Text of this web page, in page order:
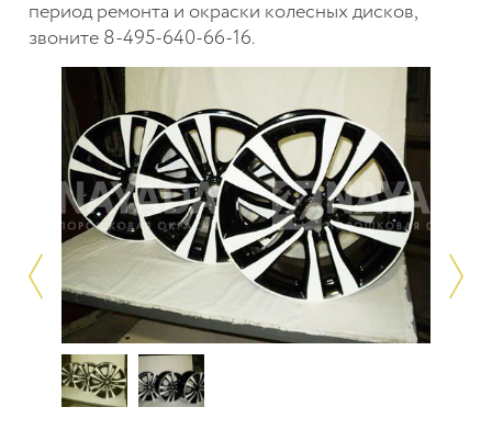
период ремонта и окраски колесных дисков,
звоните 8-495-640-66-16.